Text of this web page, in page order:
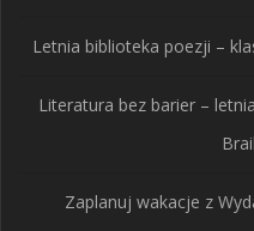
Letnia biblioteka poezji –
Literatura bez barier –
Zaplanuj wakacje z